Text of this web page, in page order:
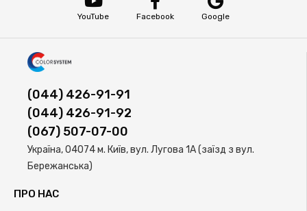
YouTube Facebook Google
(044) 426-91-91
(044) 426-91-92
(067) 507-07-00
Україна, 04074 м. Київ, вул. Лугова 1А (заїзд з вул.
Бережанська)
ПРО НАС